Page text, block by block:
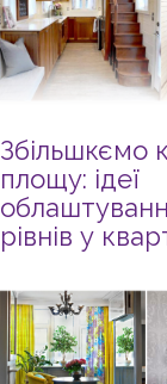
Збільшкємо
площу: ідеї
рівнів у